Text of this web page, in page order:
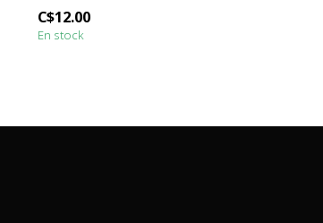
C$12.00
En stock